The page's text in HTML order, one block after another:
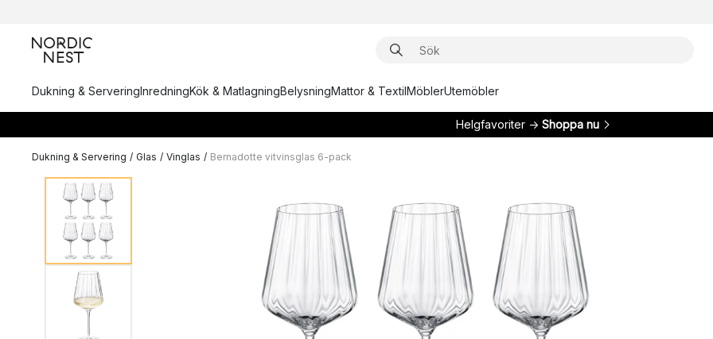
Dukning & ServeringInredningKök & MatlagningBelysningMattor & TextilMöblerUtemöbler
Helgfavoriter → Shoppa nu
Dukning & Servering / Glas / Vinglas / Bernadotte vitvinsglas 6-pack